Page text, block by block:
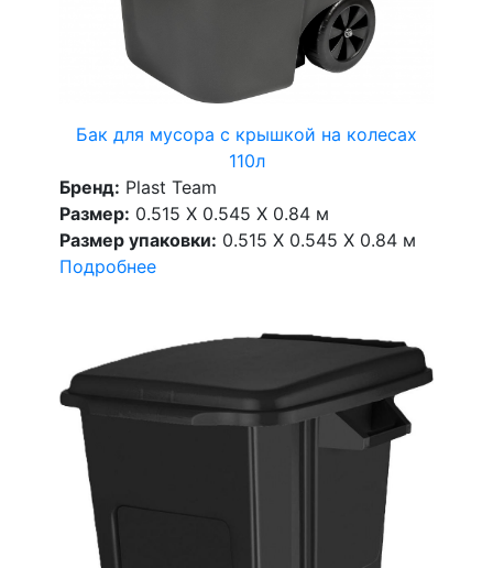
Бак для мусора с крышкой на колесах
110л
Бренд: Plast Team
Размер: 0.515 X 0.545 X 0.84 м
Размер упаковки: 0.515 X 0.545 X 0.84 м
Подробнее